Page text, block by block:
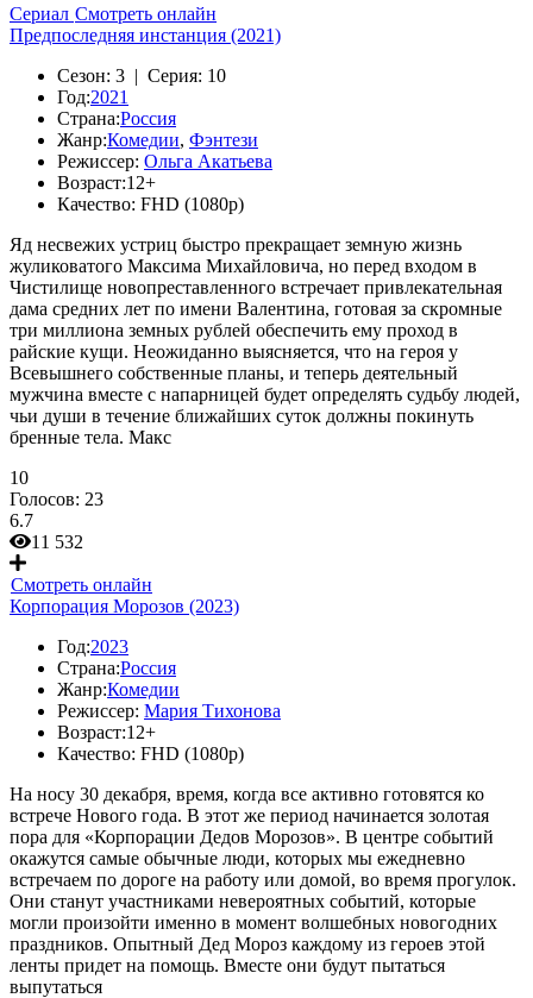
Сериал Смотреть онлайн
Предпоследняя инстанция (2021)
Сезон: 3 | Серия: 10
Год:2021
Страна:Россия
Жанр:Комедии, Фэнтези
Режиссер: Ольга Акатьева
Возраст:12+
Качество: FHD (1080p)
Яд несвежих устриц быстро прекращает земную жизнь
жуликоватого Максима Михайловича, но перед входом в
Чистилище новопреставленного встречает привлекательная
дама средних лет по имени Валентина, готовая за скромные
три миллиона земных рублей обеспечить ему проход в
райские кущи. Неожиданно выясняется, что на героя у
Всевышнего собственные планы, и теперь деятельный
мужчина вместе с напарницей будет определять судьбу людей,
чьи души в течение ближайших суток должны покинуть
бренные тела. Макс
10
Голосов: 23
6.7
11 532
Смотреть онлайн
Корпорация Морозов (2023)
Год:2023
Страна:Россия
Жанр:Комедии
Режиссер: Мария Тихонова
Возраст:12+
Качество: FHD (1080p)
На носу 30 декабря, время, когда все активно готовятся ко
встрече Нового года. В этот же период начинается золотая
пора для «Корпорации Дедов Морозов». В центре событий
окажутся самые обычные люди, которых мы ежедневно
встречаем по дороге на работу или домой, во время прогулок.
Они станут участниками невероятных событий, которые
могли произойти именно в момент волшебных новогодних
праздников. Опытный Дед Мороз каждому из героев этой
ленты придет на помощь. Вместе они будут пытаться
выпутаться